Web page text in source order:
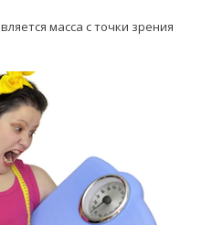
масса с точки зрения